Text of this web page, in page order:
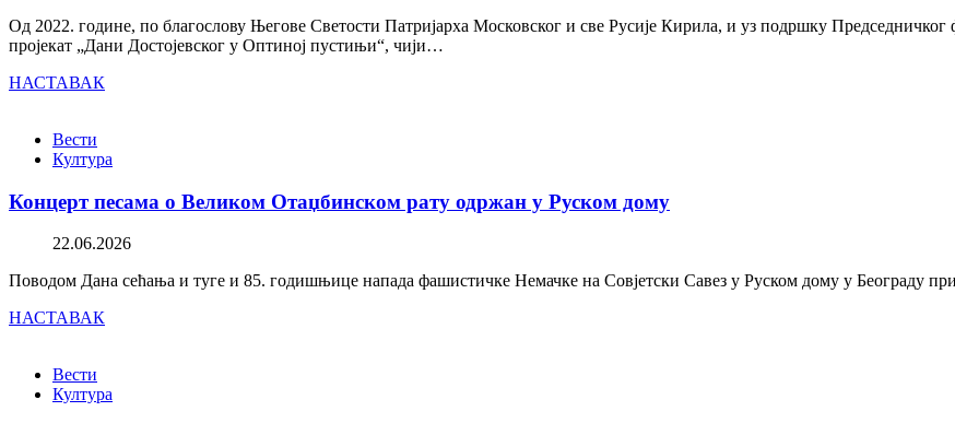
Од 2022. године, по благослову Његове Светости Патријарха Московског и све Русије Кирила, и уз подршку Председничког
пројекат „Дани Достојевског у Оптиној пустињи“, чији…
НАСТАВАК
Вести
Култура
Концерт песама о Великом Отаџбинском рату одржан у Руском дому
22.06.2026
Поводом Дана сећања и туге и 85. годишњице напада фашистичке Немачке на Совјетски Савез у Руском дому у Београду
НАСТАВАК
Вести
Култура